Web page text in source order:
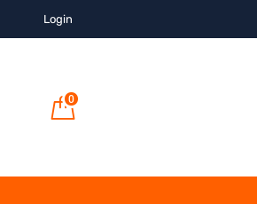
Login
0